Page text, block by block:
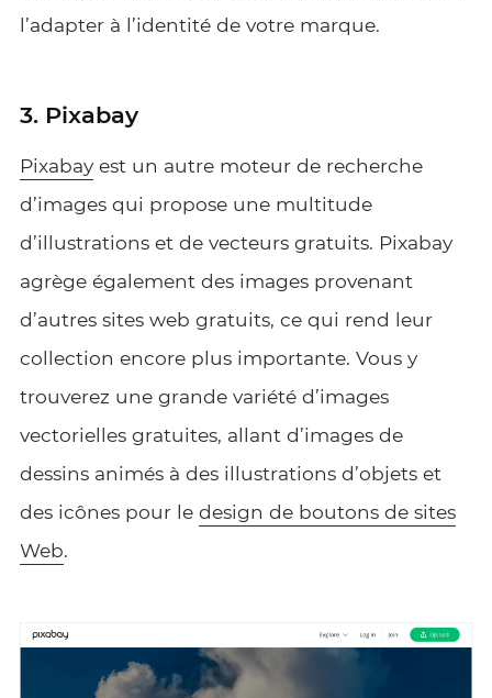
l’adapter à l’identité de votre marque.
3. Pixabay
Pixabayest un autre moteur de recherche
d’images qui propose une multitude
d’illustrations et de vecteurs gratuits. Pixabay
agrège également des images provenant
d’autres sites web gratuits, ce qui rend leur
collection encore plus importante. Vous y
trouverez une grande variété d’images
vectorielles gratuites, allant d’images de
dessins animés à des illustrations d’objets et
des icônes pour le design de boutons de sites
Web.